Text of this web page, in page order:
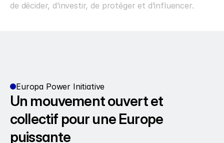
de décider, d’investir, de protéger et d’influencer.
Europa Power Initiative
Un mouvement ouvert et
collectif pour une Europe
puissante